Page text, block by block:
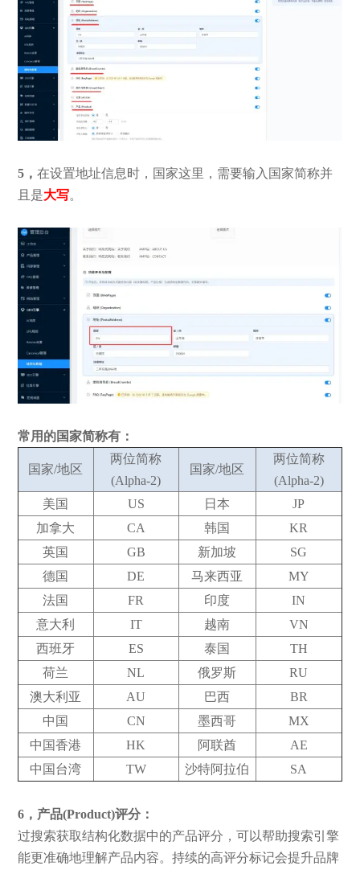
5， 在设置地址信息时，国家这里，需要输入国家简称并
且是大写。
常用的国家简称有：
国家/地区
两位简称
(Alpha-2)
国家/地区
两位简称
(Alpha-2)
美国
US 日本
JP
加拿大
CA 韩国
KR
英国
GB 新加坡
SG
德国
DE 马来西亚
MY
法国
FR 印度
IN
意大利
IT 越南
VN
西班牙
ES 泰国
TH
荷兰
NL 俄罗斯
RU
澳大利亚
AU 巴西
BR
中国
CN 墨西哥
MX
中国香港
HK 阿联酋
AE
中国台湾
TW 沙特阿拉伯 SA
6，产品(Product)评分：
过搜索获取结构化数据中的产品评分，可以帮助搜索引擎
能更准确地理解产品内容。持续的高评分标记会提升品牌